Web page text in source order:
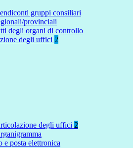
gruppi consiliari
provinciali
degli organi di controllo
degli uffici 2
degli uffici 2
e posta elettronica